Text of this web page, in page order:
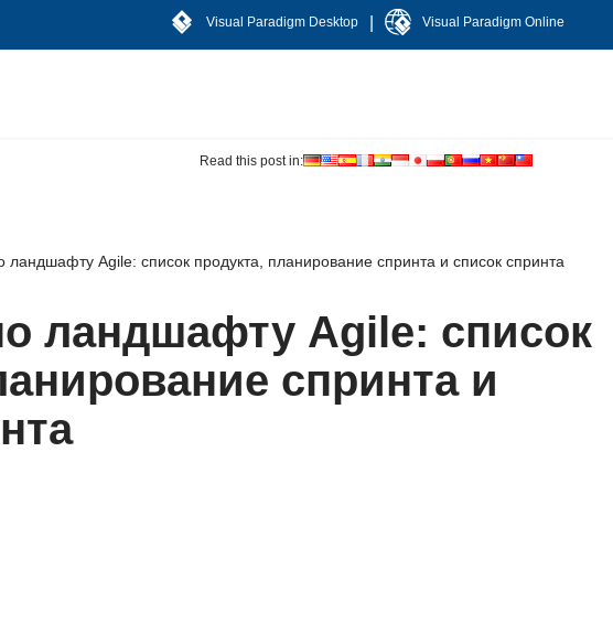
Visual Paradigm Desktop Visual Paradigm Online
Read this post in:
ландшафту Agile: список продукта, планирование спринта и список спринта
ландшафту Agile: список
спринта и